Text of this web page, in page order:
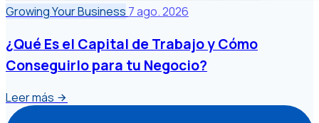
Growing Your Business 7 ago. 2026
¿Qué Es el Capital de Trabajo y Cómo
Conseguirlo para tu Negocio?
Leer más